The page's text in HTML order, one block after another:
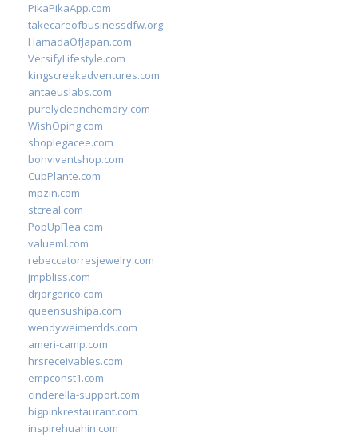
PikaPikaApp.com
takecareofbusinessdfw.org
HamadaOfJapan.com
VersifyLifestyle.com
kingscreekadventures.com
antaeuslabs.com
purelycleanchemdry.com
WishOping.com
shoplegacee.com
bonvivantshop.com
CupPlante.com
mpzin.com
stcreal.com
PopUpFlea.com
valueml.com
rebeccatorresjewelry.com
jmpbliss.com
drjorgerico.com
queensushipa.com
wendyweimerdds.com
ameri-camp.com
hrsreceivables.com
empconst1.com
cinderella-support.com
bigpinkrestaurant.com
inspirehuahin.com